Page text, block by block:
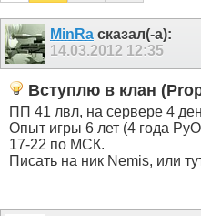
MinRa сказал(-а):
14.03.2012 12:35
Вступлю в клан
ПП 41 лвл, на сервере 4
Опыт игры 6 лет (4 года
17-22 по МСК.
Писать на ник Nemis, или